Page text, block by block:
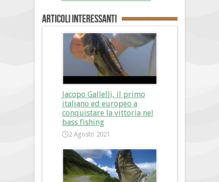
Articoli interessanti
Jacopo Gallelli, il primo
italiano ed europeo a
conquistare la vittoria nel
bass fishing
2 Agosto 2021